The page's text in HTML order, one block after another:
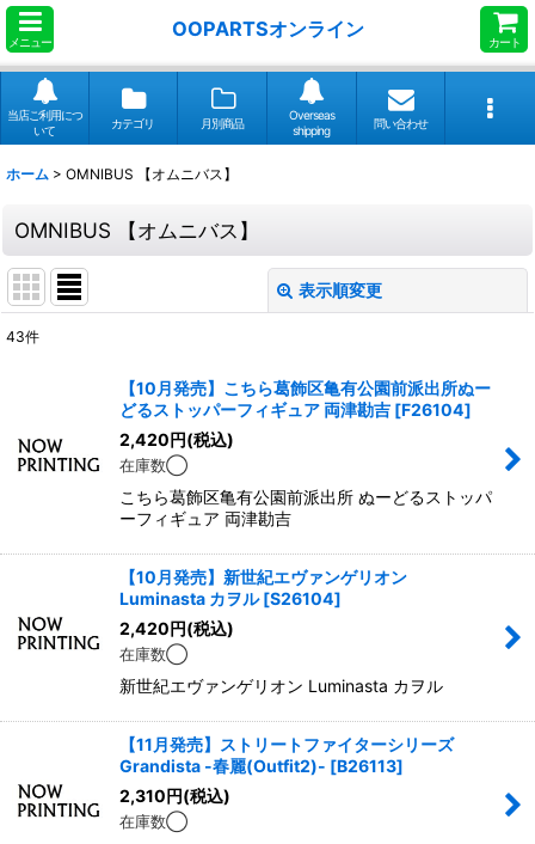
メニュー
OOPARTSオンライン
カート
当店ご利用につ
いて
カテゴリ 月別商品
Overseas
shipping
問い合わせ
ホーム > OMNIBUS 【オムニバス】
OMNIBUS 【オムニバス】
表示順変更
絞り込む
43件
【10月発売】こちら葛飾区亀有公園前派出所ぬー
どるストッパーフィギュア 両津勘吉 [F26104]
2,420円(税込)
在庫数◯
こちら葛飾区亀有公園前派出所 ぬーどるストッパ
ーフィギュア 両津勘吉
【10月発売】新世紀エヴァンゲリオン
Luminasta カヲル [S26104]
2,420円(税込)
在庫数◯
新世紀エヴァンゲリオン Luminasta カヲル
【11月発売】ストリートファイターシリーズ
Grandista -春麗(Outfit2)- [B26113]
2,310円(税込)
在庫数◯